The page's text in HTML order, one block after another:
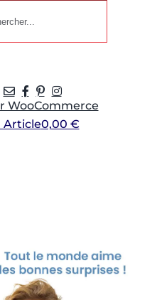
WooCommerce
Article0,00 €